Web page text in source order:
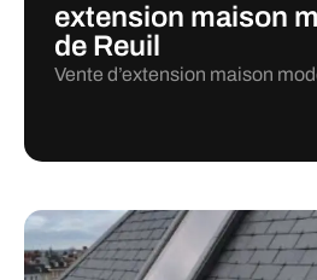
extension maison
de Reuil
Vente d’extension maison